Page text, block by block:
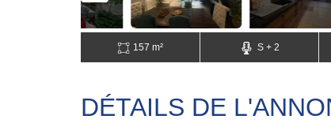
157 m² S + 2
DÉTAILS DE